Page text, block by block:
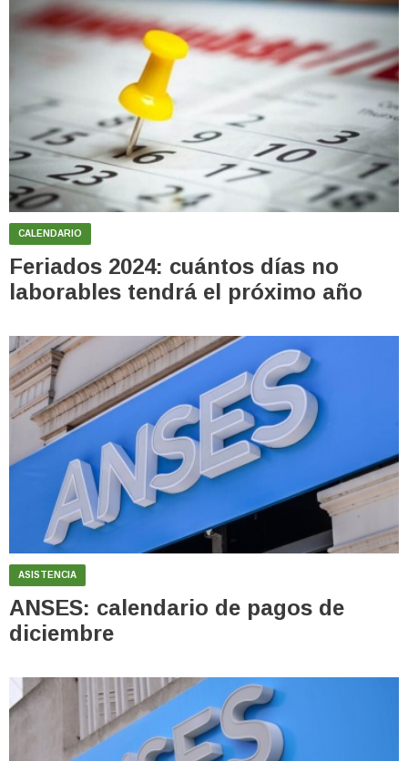
CALENDARIO
Feriados 2024: cuántos días no
laborables tendrá el próximo año
ASISTENCIA
ANSES: calendario de pagos de
diciembre